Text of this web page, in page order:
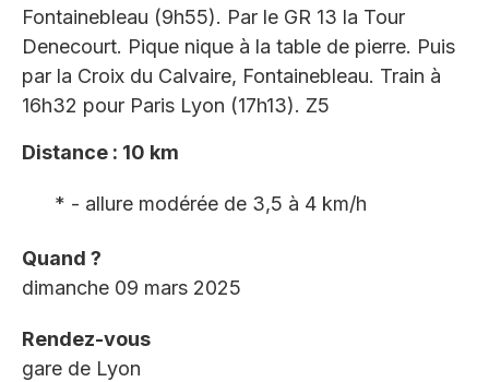
Fontainebleau (9h55). Par le GR 13 la Tour
Denecourt. Pique nique à la table de pierre. Puis
par la Croix du Calvaire, Fontainebleau. Train à
16h32 pour Paris Lyon (17h13). Z5
Distance : 10 km
* - allure modérée de 3,5 à 4 km/h
Quand ?
dimanche 09 mars 2025
Rendez-vous
gare de Lyon